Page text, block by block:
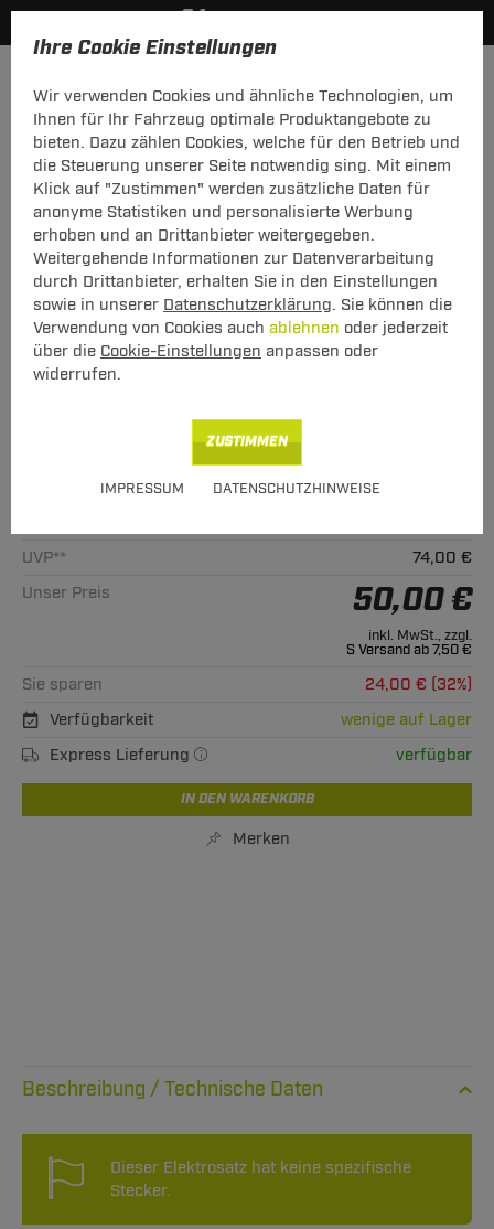
Ihre Cookie Einstellungen
Wir verwenden Cookies und ähnliche Technologien, um
Ihnen für Ihr Fahrzeug optimale Produktangebote zu
bieten. Dazu zählen Cookies, welche für den Betrieb und
die Steuerung unserer Seite notwendig sing. Mit einem
Klick auf "Zustimmen" werden zusätzliche Daten für
anonyme Statistiken und personalisierte Werbung
erhoben und an Drittanbieter weitergegeben.
Weitergehende Informationen zur Datenverarbeitung
durch Drittanbieter, erhalten Sie in den Einstellungen
sowie in unserer Datenschutzerklärung. Sie können die
Verwendung von Cookies auch ablehnen oder jederzeit
über die Cookie-Einstellungen anpassen oder
widerrufen.
IMPRESSUM DATENSCHUTZHINWEISE
ZUSTIMMEN
Hier geht's zur Fahrzeugübersicht: Fiat Tipo Fließheck
Neu
Elektrosatz 7-pol. von TowTec: Fiat Tipo
Fließheck Typ 160
Fahrzeugspezifischer 7-poliger Elektrosatz
Art.-Nr.
Hinweise beachten
UVP**
74,00 €
Unser Preis
50,00 €
inkl. MwSt., zzgl.
S Versand ab 7,50 €
Sie sparen
24,00 € (32%)
Verfügbarkeit
wenige auf Lager
Express Lieferung
verfügbar
IN DEN WARENKORB
Merken
Technische Daten
Dieser Elektrosatz hat keine spezifische
Stecker.